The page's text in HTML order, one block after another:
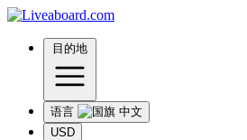
目的地
语言
USD